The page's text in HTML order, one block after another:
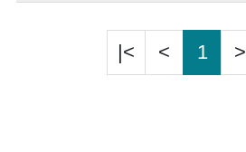
|< < 1 >